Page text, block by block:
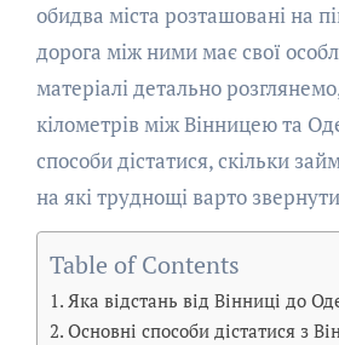
обидва міста розташовані на
дорога між ними має свої
матеріалі детально
кілометрів між Вінницею та
способи дістатися, скільки
на які труднощі варто
Table of Contents
Яка відстань від Вінниці до
Основні способи дістатися з